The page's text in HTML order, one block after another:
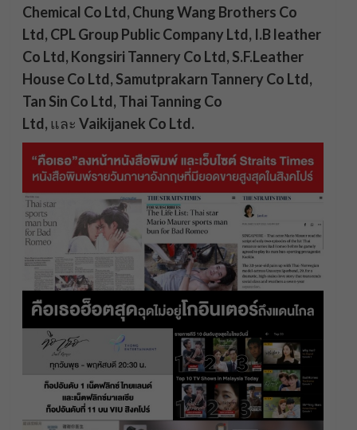
Chemical Co Ltd, Chung Wang Brothers Co
Ltd, CPL Group Public Company Ltd, I.B leather
Co Ltd, Kongsiri Tannery Co Ltd, S.F.Leather
House Co Ltd, Samutprakarn Tannery Co Ltd,
Tan Sin Co Ltd, Thai Tanning Co
Ltd, และ Vaikijanek Co Ltd.